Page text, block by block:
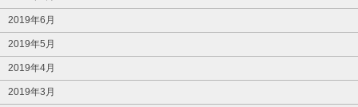
2019年6月
2019年5月
2019年4月
2019年3月